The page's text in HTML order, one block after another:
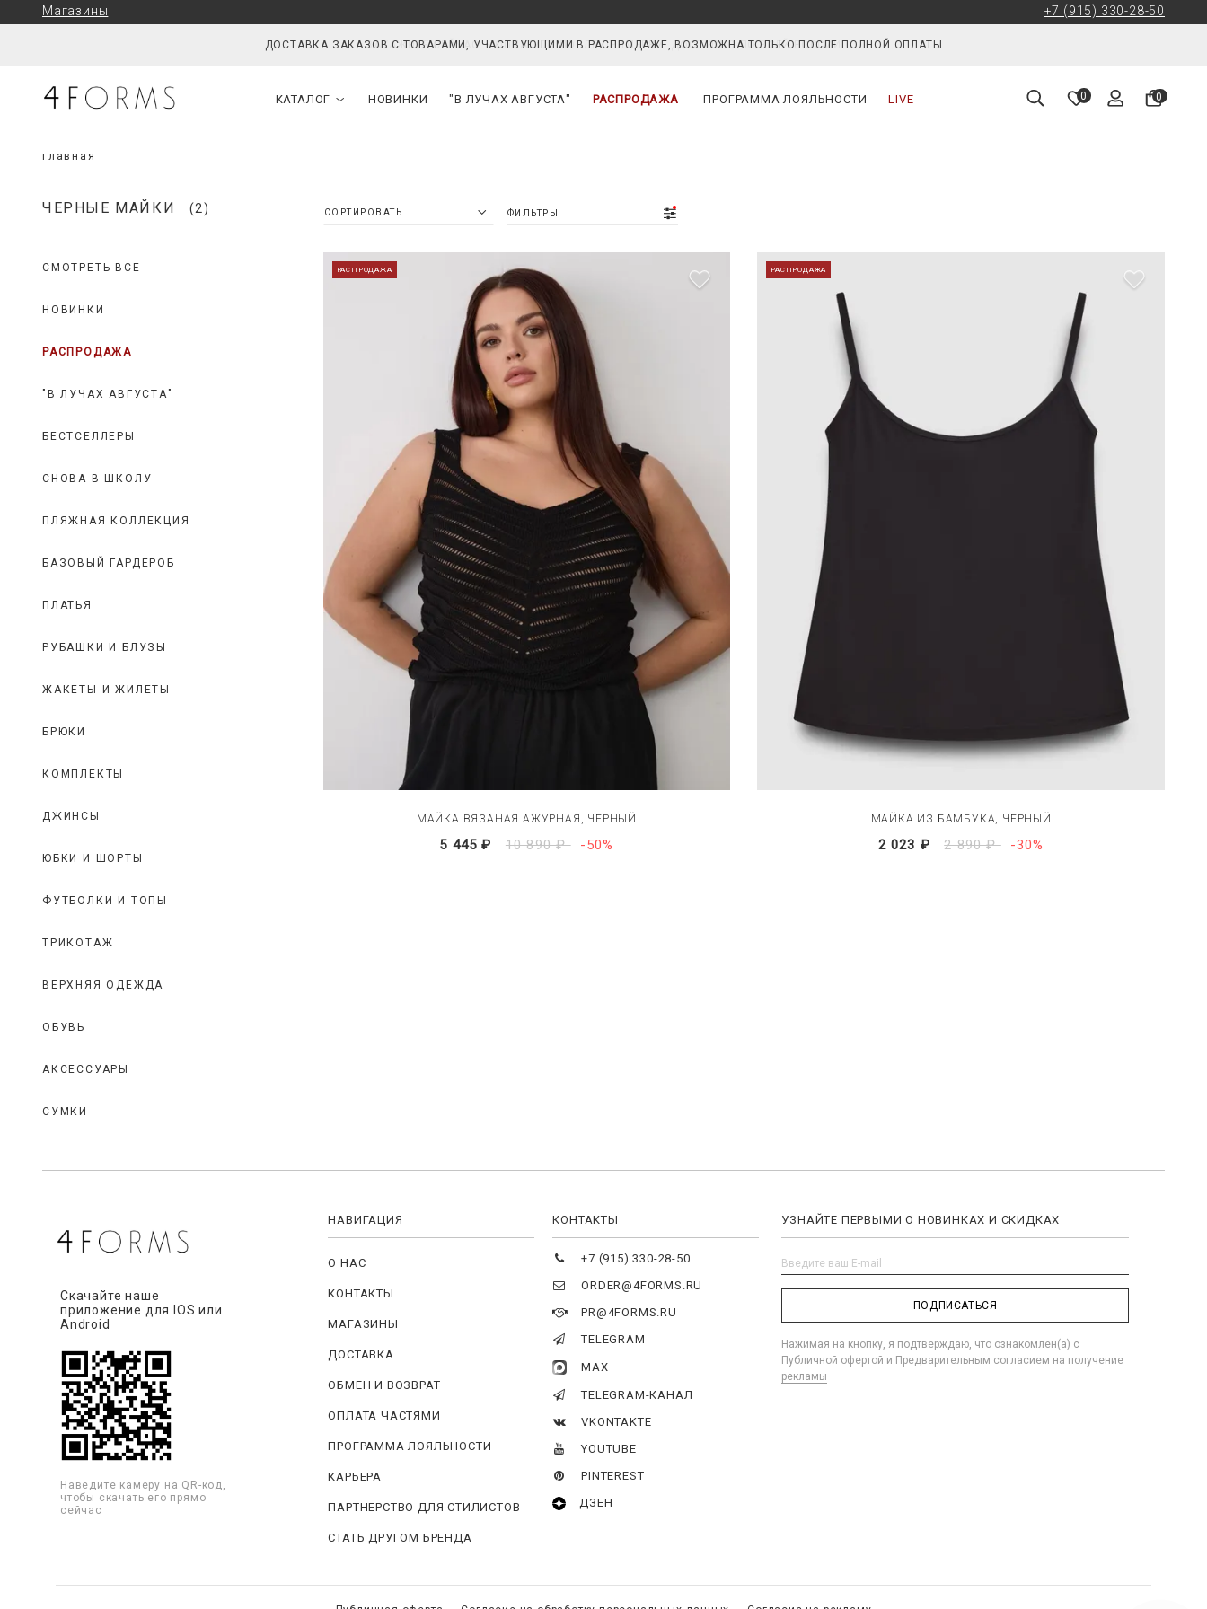
Магазины +7 (915) 330-28-50
ЗАКАЖИТЕ СЕЙЧАС — ОПЛАТИТЕ ПОСЛЕ ПРИМЕРКИ. ДОСТУПНО ПО ВСЕЙ РОССИИ
КАТАЛОГ НОВИНКИ "В ЛУЧАХ АВГУСТА" РАСПРОДАЖА ПРОГРАММА ЛОЯЛЬНОСТИ LIVE 0 0
главная
ЧЕРНЫЕ МАЙКИ (2) ФИЛЬТРЫ
СМОТРЕТЬ ВСЕ
НОВИНКИ
РАСПРОДАЖА
"В ЛУЧАХ АВГУСТА"
БЕСТСЕЛЛЕРЫ
СНОВА В ШКОЛУ
ПЛЯЖНАЯ КОЛЛЕКЦИЯ
БАЗОВЫЙ ГАРДЕРОБ
ПЛАТЬЯ
РУБАШКИ И БЛУЗЫ
ЖАКЕТЫ И ЖИЛЕТЫ
БРЮКИ
КОМПЛЕКТЫ
ДЖИНСЫ
ЮБКИ И ШОРТЫ
ФУТБОЛКИ И ТОПЫ
ТРИКОТАЖ
ВЕРХНЯЯ ОДЕЖДА
ОБУВЬ
АКСЕССУАРЫ
СУМКИ
РАСПРОДАЖА
МАЙКА ВЯЗАНАЯ АЖУРНАЯ, ЧЕРНЫЙ
5 445 ₽ 10 890 ₽ -50%
РАСПРОДАЖА
МАЙКА ИЗ БАМБУКА, ЧЕРНЫЙ
2 023 ₽ 2 890 ₽ -30%
Скачайте наше
приложение для IOS или
Android
Наведите камеру на QR-код,
чтобы скачать его прямо
сейчас
НАВИГАЦИЯ
О НАС
КОНТАКТЫ
МАГАЗИНЫ
ДОСТАВКА
ОБМЕН И ВОЗВРАТ
ОПЛАТА ЧАСТЯМИ
ПРОГРАММА ЛОЯЛЬНОСТИ
КАРЬЕРА
ПАРТНЕРСТВО ДЛЯ СТИЛИСТОВ
СТАТЬ ДРУГОМ БРЕНДА
КОНТАКТЫ
+7 (915) 330-28-50
ORDER@4FORMS.RU
PR@4FORMS.RU
TELEGRAM
MAX
TELEGRAM-КАНАЛ
VKONTAKTE
YOUTUBE
PINTEREST
ДЗЕН
УЗНАЙТЕ ПЕРВЫМИ О НОВИНКАХ И СКИДКАХ
ПОДПИСАТЬСЯ
Нажимая на кнопку, я подтверждаю, что ознакомлен(а) с
Публичной офертой и Предварительным согласием на получение
рекламы